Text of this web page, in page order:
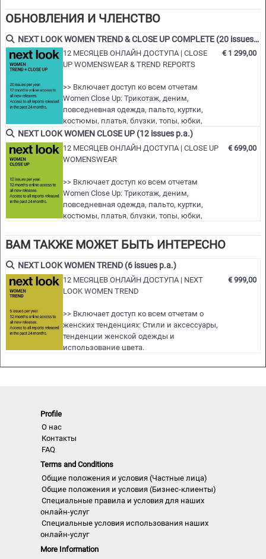
- Более 100 крупных планов
- Сложный и глубокий анализ самых важных модных
показов по всему миру
- Подробный обзор основных моментов
- Сгруппированные по темам и тенденциям
- Фасоны, ткани, цвета и многое другое
NLCWMD | S/S 2025
ОБНОВЛЕНИЯ И ЧЛЕНСТВО
NEXT LOOK WOMEN TREND & CLOSE UP COMPLETE (20 issues p.a.)
12 МЕСЯЦЕВ ОНЛАЙН ДОСТУПА | CLOSE
UP WOMENSWEAR & TREND REPORTS
>> Включает доступ ко всем отчетам
Women Close Up: Трикотаж, деним,
повседневная одежда, пальто, куртки,
костюмы, платья, блузки, топы, юбки,
брюки, обувь, сумки и аксессуары.
>> Включает доступ ко всем отчетам о
женских тенденциях: Стили и
и использование цвета
>> Все новые выпуски за следующие 12
>> Включая доступ к опубликованным за
€ 1 299,00
NEXT LOOK WOMEN CLOSE UP (12 issues p.a.)
12 МЕСЯЦЕВ ОНЛАЙН ДОСТУПА | CLOSE UP
WOMENSWEAR
>> Включает доступ ко всем отчетам
Women Close Up: Трикотаж, деним,
повседневная одежда, пальто, куртки,
костюмы, платья, блузки, топы, юбки,
>> Все новые выпуски за следующие 12
месяцев
>> Включая доступ к изданиям за
последние 24 месяца!
>> Загрузите до 15 полных выпусков в
формате PDF по вашему выбору.
членства…
€ 699,00
ВАМ ТАКЖЕ МОЖЕТ БЫТЬ ИНТЕРЕСНО
NEXT LOOK WOMEN TREND (6 issues p.a.)
12 МЕСЯЦЕВ ОНЛАЙН ДОСТУПА | NEXT
LOOK WOMEN TREND
>> Включает доступ ко всем отчетам о
женских тенденциях: Стили и аксессуары,
тенденции женской одежды и
использование цвета.
месяцев
>> Просмотр всех отчетов за 12 месяцев
€ 999,00
Profile
О нас
Контакты
FAQ
Terms and Conditions
Общие положения и условия (Частные лица)
Общие положения и условия (Бизнес-клиенты)
Специальные правила и условия для наших
онлайн-услуг
Специальные условия использования наших
онлайн-услуг
More Information